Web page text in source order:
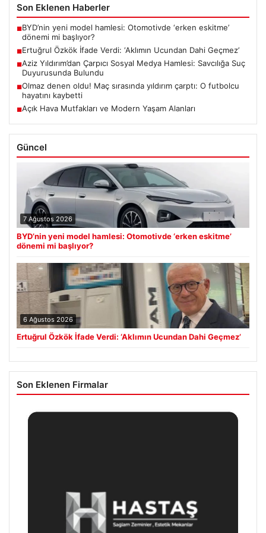
Son Eklenen Haberler
■BYD’nin yeni model hamlesi: Otomotivde ‘erken eskitme’
dönemi mi başlıyor?
■Ertuğrul Özkök İfade Verdi: ‘Aklımın Ucundan Dahi Geçmez’
■Aziz Yıldırım’dan Çarpıcı Sosyal Medya Hamlesi: Savcılığa Suç
Duyurusunda Bulundu
■Olmaz denen oldu! Maç sırasında yıldırım çarptı: O futbolcu
hayatını kaybetti
■Açık Hava Mutfakları ve Modern Yaşam Alanları
Güncel
7 Ağustos 2026
BYD’nin yeni model hamlesi: Otomotivde ‘erken eskitme’
dönemi mi başlıyor?
6 Ağustos 2026
Ertuğrul Özkök İfade Verdi: ‘Aklımın Ucundan Dahi Geçmez’
Son Eklenen Firmalar